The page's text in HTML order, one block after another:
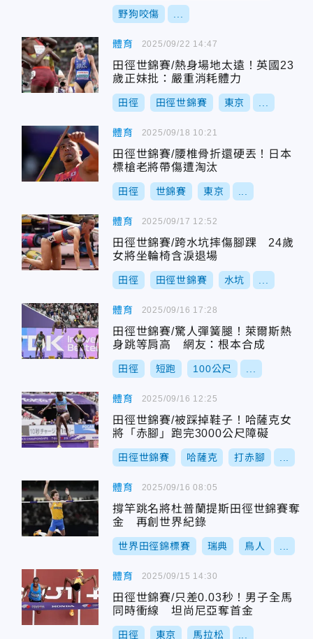
野狗咬傷
體育
田徑世錦賽/熱身場地太遠！英國23
歲正妹批：嚴重消耗體力
田徑 田徑世錦賽 東京
2025/09/22 14:47
體育
田徑世錦賽/腰椎骨折還硬丟！日本
標槍老將帶傷遭淘汰
田徑 世錦賽 東京
2025/09/18 10:21
體育
田徑世錦賽/跨水坑摔傷腳踝 24歲
女將坐輪椅含淚退場
田徑 田徑世錦賽 水坑
2025/09/17 12:52
體育
田徑世錦賽/驚人彈簧腿！萊爾斯熱
身跳等肩高 網友：根本合成
田徑 短跑 100公尺
2025/09/16 17:28
體育
田徑世錦賽/被踩掉鞋子！哈薩克女
將「赤腳」跑完3000公尺障礙
田徑世錦賽 哈薩克 打赤腳
2025/09/16 12:25
體育
撐竿跳名將杜普蘭提斯田徑世錦賽奪
金 再創世界紀錄
世界田徑錦標賽 瑞典 鳥人
2025/09/16 08:05
體育
田徑世錦賽/只差0.03秒！男子全馬
同時衝線 坦尚尼亞奪首金
田徑 東京 馬拉松
2025/09/15 14:30